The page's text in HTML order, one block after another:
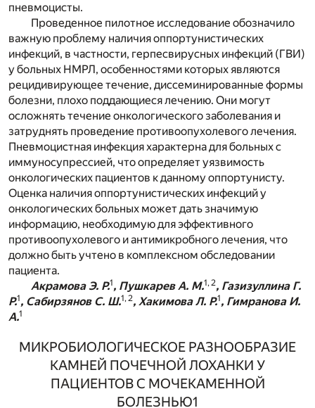
пневмоцисты.
Проведенное пилотное исследование обозначило
важную проблему наличия оппортунистических
инфекций, в частности, герпесвирусных инфекций (ГВИ)
у больных НМРЛ, особенностями которых являются
рецидивирующее течение, диссеминированные формы
болезни, плохо поддающиеся лечению. Они могут
осложнять течение онкологического заболевания и
затруднять проведение противоопухолевого лечения.
Пневмоцистная инфекция характерна для больных с
иммуносупрессией, что определяет уязвимость
онкологических пациентов к данному оппортунисту.
Оценка наличия оппортунистических инфекций у
онкологических больных может дать значимую
информацию, необходимую для эффективного
противоопухолевого и антимикробного лечения, что
должно быть учтено в комплексном обследовании
пациента.
Акрамова Э. Р.1, Пушкарев А. М.1, 2, Газизуллина Г.
Р.1, Сабирзянов С. Ш.1, 2, Хакимова Л. Р.1, Гимранова И.
А.1
МИКРОБИОЛОГИЧЕСКОЕ РАЗНООБРАЗИЕ
КАМНЕЙ ПОЧЕЧНОЙ ЛОХАНКИ У
ПАЦИЕНТОВ С МОЧЕКАМЕННОЙ
БОЛЕЗНЬЮ1